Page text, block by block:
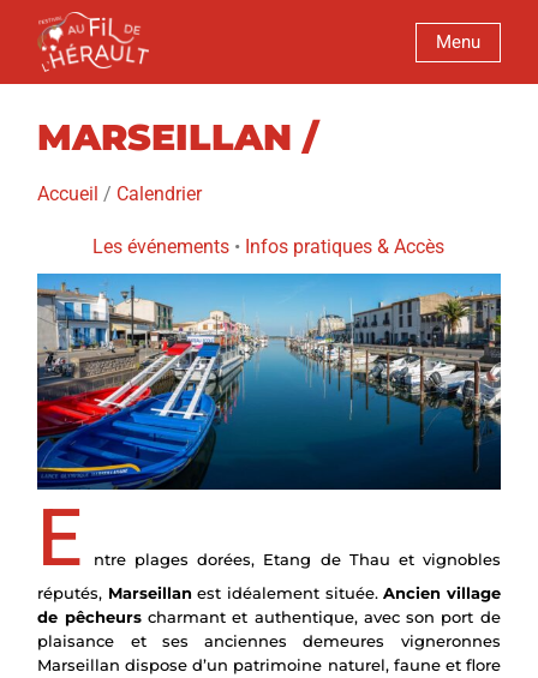
Menu
MARSEILLAN /
Accueil / Calendrier
Les événements • Infos pratiques& Accès
E
ntre plages dorées, Etang de Thau et vignobles
réputés, Marseillanest idéalement située.Ancien village
de pêcheurscharmant et authentique, avec son port de
plaisance et ses anciennes demeures vigneronnes
Marseillan dispose d’un patrimoine naturel, faune et flore